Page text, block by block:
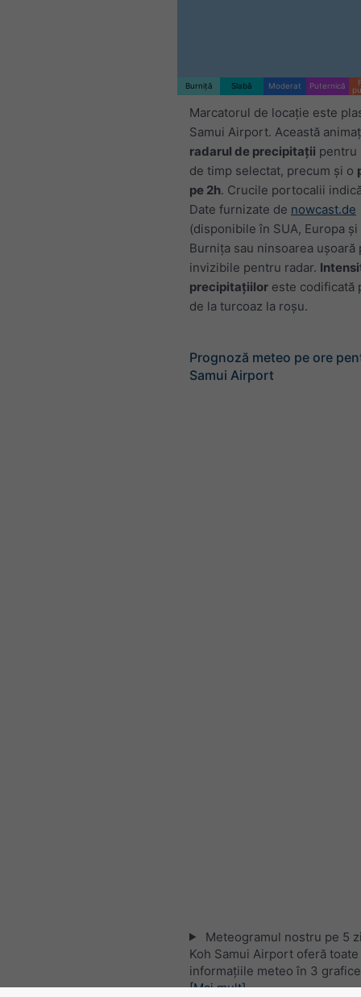
Burniță Slabă Moderat Puternică
Marcatorul de locație este
Samui Airport. Această
radarul de precipitații pentru
de timp selectat, precum și o
pe 2h. Crucile portocalii
Date furnizate de nowcast.de
(disponibile în SUA, Europa
Burnița sau ninsoarea ușoară
invizibile pentru radar.
precipitațiilor este codificată
de la turcoaz la roșu.
Prognoză meteo pe ore
Samui Airport
Meteogramul nostru pe 5
Koh Samui Airport oferă toate
informațiile meteo în 3
[Mai mult]